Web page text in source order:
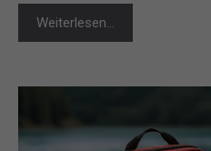
Weiterlesen…